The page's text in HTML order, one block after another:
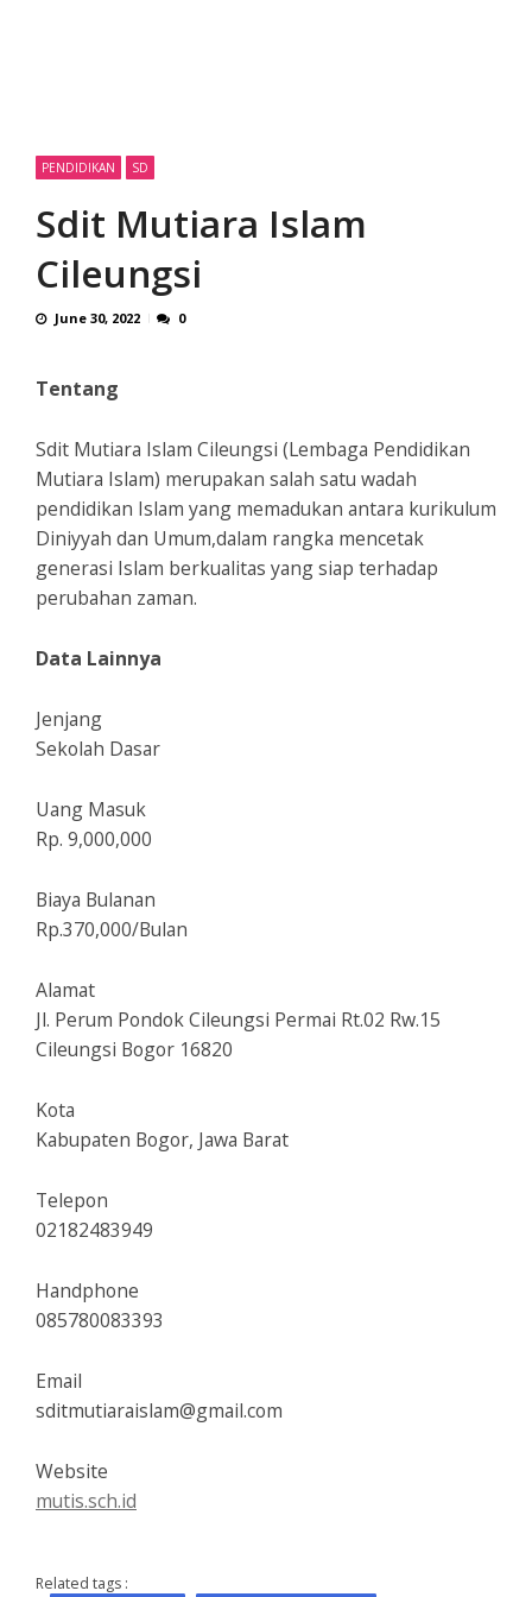
PENDIDIKAN SD
Sdit Mutiara Islam
Cileungsi
June 30, 2022 0
Tentang
Sdit Mutiara Islam Cileungsi (Lembaga Pendidikan
Mutiara Islam) merupakan salah satu wadah
pendidikan Islam yang memadukan antara kurikulum
Diniyyah dan Umum,dalam rangka mencetak
generasi Islam berkualitas yang siap terhadap
perubahan zaman.
Data Lainnya
Jenjang
Sekolah Dasar
Uang Masuk
Rp. 9,000,000
Biaya Bulanan
Rp.370,000/Bulan
Alamat
Jl. Perum Pondok Cileungsi Permai Rt.02 Rw.15
Cileungsi Bogor 16820
Kota
Kabupaten Bogor, Jawa Barat
Telepon
02182483949
Handphone
085780083393
Email
sditmutiaraislam@gmail.com
Website
mutis.sch.id
Related tags :